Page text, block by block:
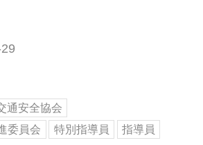
通安全協会
委員会
特別指導員
指導員